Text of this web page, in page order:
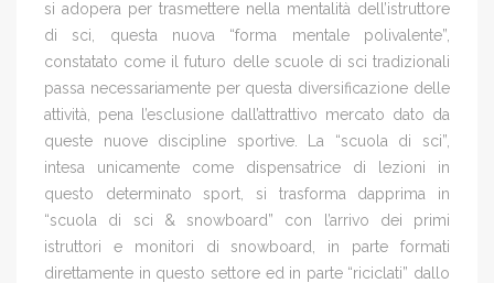
si adopera per trasmettere nella mentalità dell’istruttore
di sci, questa nuova “forma mentale polivalente”,
constatato come il futuro delle scuole di sci tradizionali
passa necessariamente per questa diversificazione delle
attività, pena l’esclusione dall’attrattivo mercato dato da
queste nuove discipline sportive. La “scuola di sci”,
intesa unicamente come dispensatrice di lezioni in
questo determinato sport, si trasforma dapprima in
“scuola di sci & snowboard” con l’arrivo dei primi
istruttori e monitori di snowboard, in parte formati
direttamente in questo settore ed in parte “riciclati” dallo